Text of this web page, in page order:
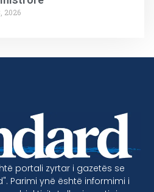
2026
portali zyrtar i gazetës se
Parimi ynë është informimi i